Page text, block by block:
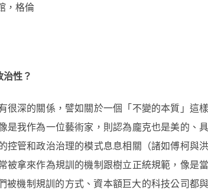
，格倫
性？
很深的關係，譬如關於一個「不變的本質」這
是我作為一位藝術家，則認為龐克也是美的、
控管和政治治理的模式息息相關（諸如傅柯與
被拿來作為規訓的機制跟樹立正統規範，像是
機制規訓的方式、資本額巨大的科技公司都